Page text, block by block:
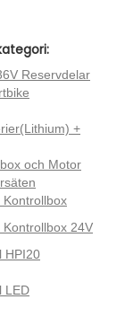
Reservdelar
+
och Motor
Kontrollbox
Kontrollbox 24V
HPI20
LED